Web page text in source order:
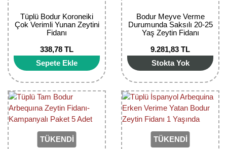
Tüplü Bodur Koroneiki
Çok Verimli Yunan Zeytini
Fidanı
338,78 TL
Sepete Ekle
Bodur Meyve Verme
Durumunda Saksılı 20-25
Yaş Zeytin Fidanı
9.281,83 TL
Stokta Yok
TÜKENDİ TÜKENDİ